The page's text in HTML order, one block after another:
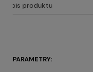
Opis produktu
PARAMETRY: